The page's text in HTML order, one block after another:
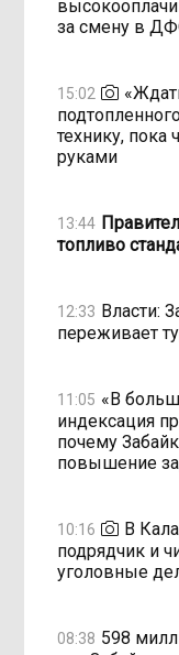
за смену в
15:02
технику, пока
руками
13:44
топливо
12:33 Власти:
переживает
11:05 «В
индексация
почему
повышение
10:16
В
подрядчик и
уголовные
08:38 598